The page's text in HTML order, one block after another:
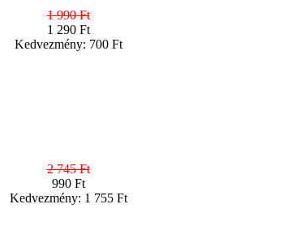
1 990 Ft
1 290 Ft
Kedvezmény: 700 Ft
2 745 Ft
990 Ft
Kedvezmény: 1 755 Ft